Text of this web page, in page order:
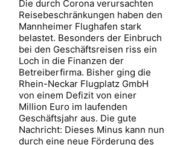
Die durch Corona verursachten
Reisebeschränkungen haben den
Mannheimer Flughafen stark
belastet. Besonders der Einbruch
bei den Geschäftsreisen riss ein
Loch in die Finanzen der
Betreiberfirma. Bisher ging die
Rhein-Neckar Flugplatz GmbH
von einem Defizit von einer
Million Euro im laufenden
Geschäftsjahr aus. Die gute
Nachricht: Dieses Minus kann nun
durch eine neue Förderung des